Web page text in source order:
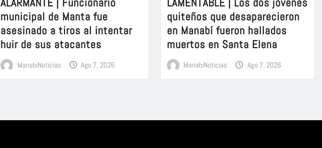
municipal de Manta fue
asesinado a tiros al intentar
huir de sus atacantes
ManabiNoticias Ago 7, 2026
quiteños que desaparecieron
en Manabí fueron hallados
muertos en Santa Elena
ManabiNoticias Ago 7, 2026